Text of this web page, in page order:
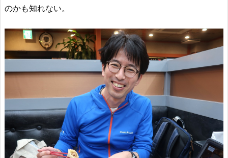
のかも知れない。